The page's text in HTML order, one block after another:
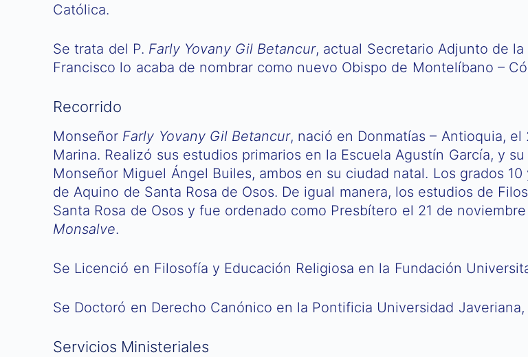
Católica.
Se trata del P. Farly Yovany Gil Betancur, actual Secretario Adjunto de
Francisco lo acaba de nombrar como nuevo Obispo de Montelíbano –
Recorrido
Monseñor Farly Yovany Gil Betancur, nació en Donmatías – Antioquia,
Marina. Realizó sus estudios primarios en la Escuela Agustín García, y
Monseñor Miguel Ángel Builes, ambos en su ciudad natal. Los grados
de Aquino de Santa Rosa de Osos. De igual manera, los estudios de
Santa Rosa de Osos y fue ordenado como Presbítero el 21 de
Monsalve.
Se Licenció en Filosofía y Educación Religiosa en la Fundación
Se Doctoró en Derecho Canónico en la Pontificia Universidad Javeriana,
Servicios Ministeriales